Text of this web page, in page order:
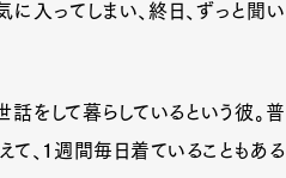
に入ってしまい、終日、ずっと聞い
をして暮らしているという彼。普
、１週間毎日着ていることもある